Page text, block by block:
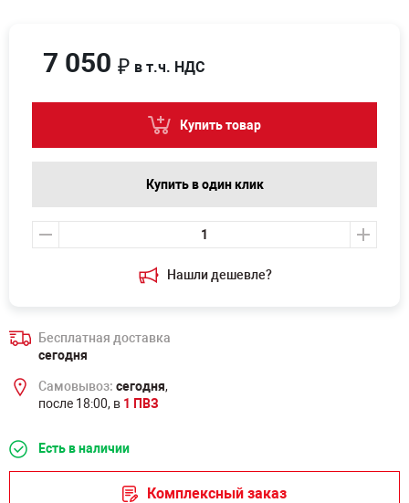
Нашли дешевле?
7 050 ₽ в т.ч. НДС
Купить товар
Купить в один клик
Бесплатная доставка
сегодня
Самовывоз: сегодня,
после 18:00, в 1 ПВЗ
Есть в наличии
Комплексный заказ